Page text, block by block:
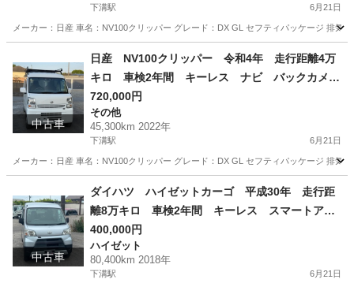
下溝駅 6月21日
メーカー：日産 車名：NV100クリッパー グレード：DX GL セフティパッケージ 排
相模原市 その他 令和5年
中古車
日産 NV100クリッパー 令和4年 走行距離4万
キロ 車検2年間 キーレス ナビ バックカメ
ラ セフティサポート
720,000円
その他
45,300km 2022年
下溝駅 6月21日
メーカー：日産 車名：NV100クリッパー グレード：DX GL セフティパッケージ 排
相模原市 その他 走行距離
中古車
ダイハツ ハイゼットカーゴ 平成30年 走行距
離8万キロ 車検2年間 キーレス スマートアシ
スト
400,000円
ハイゼット
80,400km 2018年
下溝駅 6月21日